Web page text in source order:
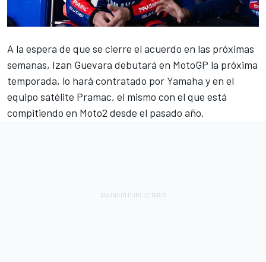
A la espera de que se cierre el acuerdo en las próximas
semanas, Izan Guevara debutará en MotoGP la próxima
temporada, lo hará contratado por Yamaha y en el
equipo satélite Pramac, el mismo con el que está
compitiendo en Moto2 desde el pasado año.